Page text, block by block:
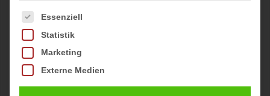
Es folgt eine Liste der Service-Gruppen, für die eine
Essenziell
Statistik
Marketing
Externe Medien